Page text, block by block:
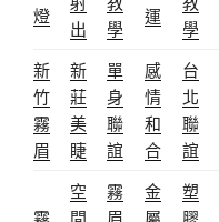
燈
出
學
運
學
新
竹
霧
眉
新
莊
美
睫
單
身
聯
誼
感
情
和
合
台
北
聯
誼
空
霧
金
塑